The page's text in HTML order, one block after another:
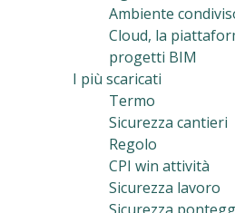
Ambiente
Cloud, la
progetti BIM
I più scaricati
Termo
Sicurezza cantieri
Regolo
CPI win attività
Sicurezza lavoro